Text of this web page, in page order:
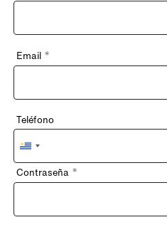
Email *
Teléfono
Uruguay
+598
Contraseña *